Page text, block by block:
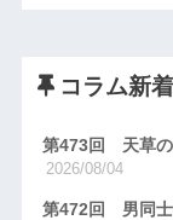
コラム新着
第473回 天草の
2026/08/04
第472回 男同士